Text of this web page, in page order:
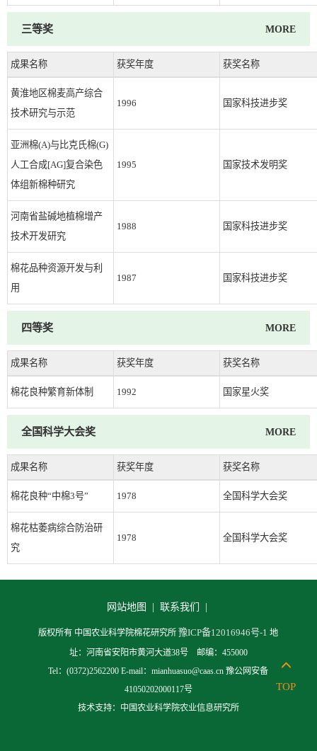
三等奖 MORE
成果名称 获奖年度 获奖名称
黄淮地区棉麦高产综合
技术研究与示范
1996 国家科技进步奖
亚洲棉(A)与比克氏棉(G)
人工合成[AG]复合染色
体组新棉种研究
1995 国家技术发明奖
河南省盐碱地植棉增产
技术开发研究
1988 国家科技进步奖
棉花品种资源开发与利
用
1987 国家科技进步奖
四等奖 MORE
成果名称 获奖年度 获奖名称
棉花良种繁育新体制 1992 国家星火奖
全国科学大会奖 MORE
成果名称 获奖年度 获奖名称
棉花良种“中棉3号” 1978 全国科学大会奖
棉花枯萎病综合防治研
究
1978 全国科学大会奖
网站地图 | 联系我们 |
版权所有 中国农业科学院棉花研究所豫ICP备12016946号-1 地
址：河南省安阳市黄河大道38号 邮编：455000
Tel：(0372)2562200 E-mail：mianhuasuo@caas.cn 豫公网安备
41050202000117号
技术支持：中国农业科学院农业信息研究所
TOP